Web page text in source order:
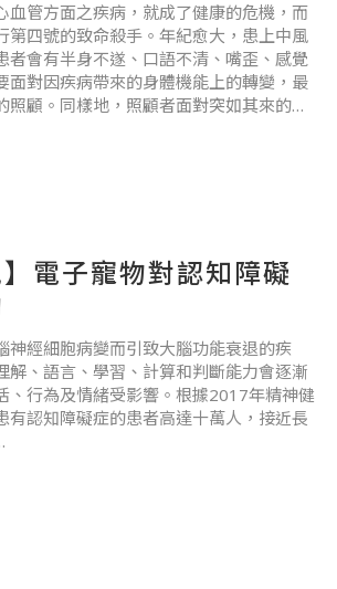
血管方面之疾病，就成了健康的危機，而
第四號的致命殺手。年紀愈大，患上中風
者會有半身不遂、口語不清、嘴歪、感覺
面對因疾病帶來的身體機能上的轉變，最
照顧。同樣地，照顧者面對突如其來的轉
活動能力：應鼓勵患者儘量多使用患肢，
】電子寵物對認知障礙
神經細胞病變而引致大腦功能衰退的疾
解、語言、學習、計算和判斷能力會逐漸
、行為及情緒受影響。根據2017年精神健
有認知障礙症的患者高達十萬人，接近長